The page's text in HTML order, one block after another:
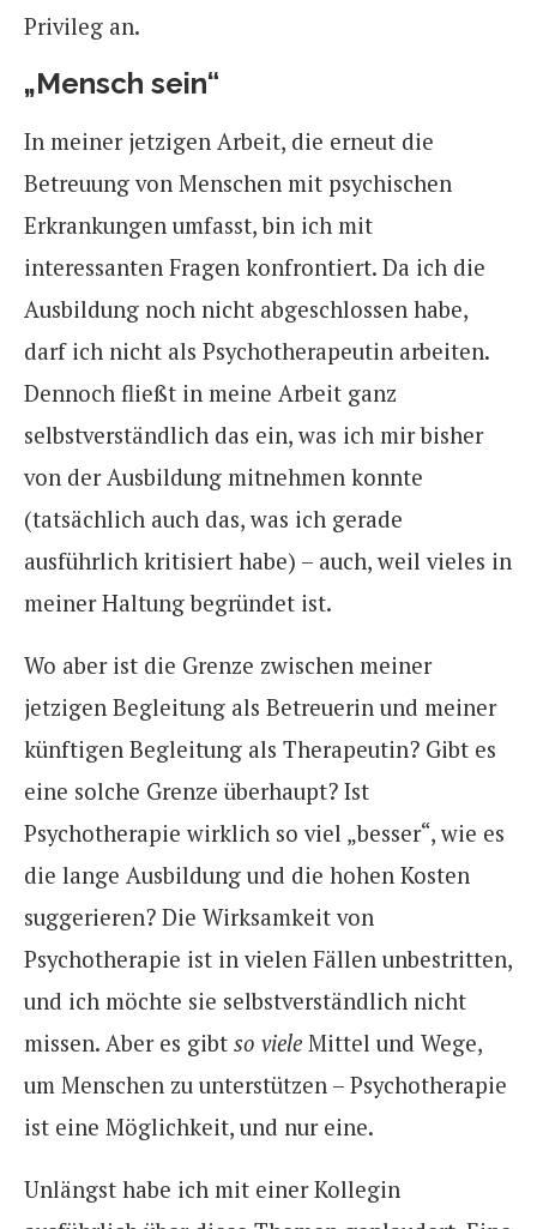
Privileg an.
„Mensch sein“
In meiner jetzigen Arbeit, die erneut die
Betreuung von Menschen mit psychischen
Erkrankungen umfasst, bin ich mit
interessanten Fragen konfrontiert. Da ich die
Ausbildung noch nicht abgeschlossen habe,
darf ich nicht als Psychotherapeutin arbeiten.
Dennoch fließt in meine Arbeit ganz
selbstverständlich das ein, was ich mir bisher
von der Ausbildung mitnehmen konnte
(tatsächlich auch das, was ich gerade
ausführlich kritisiert habe) – auch, weil vieles in
meiner Haltung begründet ist.
Wo aber ist die Grenze zwischen meiner
jetzigen Begleitung als Betreuerin und meiner
künftigen Begleitung als Therapeutin? Gibt es
eine solche Grenze überhaupt? Ist
Psychotherapie wirklich so viel „besser“, wie es
die lange Ausbildung und die hohen Kosten
suggerieren? Die Wirksamkeit von
Psychotherapie ist in vielen Fällen unbestritten,
und ich möchte sie selbstverständlich nicht
missen. Aber es gibt so viele Mittel und Wege,
um Menschen zu unterstützen – Psychotherapie
ist eine Möglichkeit, und nur eine.
Unlängst habe ich mit einer Kollegin